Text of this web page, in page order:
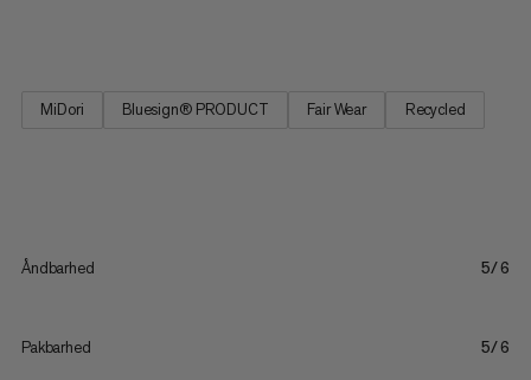
MiDori Bluesign® PRODUCT Fair Wear Recycled
Åndbarhed 5/6
Pakbarhed 5/6